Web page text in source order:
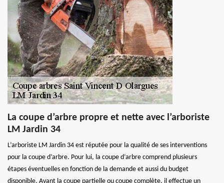
La coupe d’arbre propre et nette avec l’arboriste
LM Jardin 34
L’arboriste LM Jardin 34 est réputée pour la qualité de ses interventions
pour la coupe d’arbre. Pour lui, la coupe d’arbre comprend plusieurs
étapes éventuelles en fonction de la demande et aussi du budget
disponible. Avant la coupe partielle ou coupe complète, il effectue un